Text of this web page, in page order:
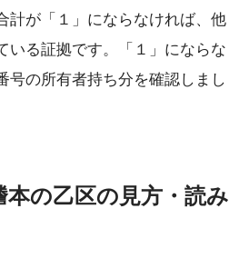
計が「１」にならなければ、他
いる証拠です。「１」にならな
号の所有者持ち分を確認しまし
本の乙区の見方・読み